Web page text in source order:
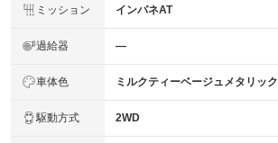
ミッション インパネAT
過給器 ―
車体色 ミルクティーベージュメタリック
駆動方式 2WD